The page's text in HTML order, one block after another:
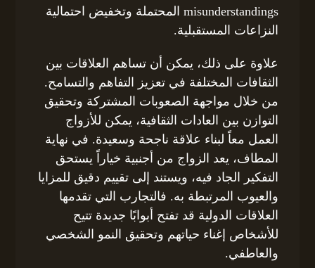
misunderstandings المحتملة وتخفيض احتمالية
النزاعات المستقبلية.
علاوة على ذلك، يمكن أن تساهم العلاقات بين
الثقافات المختلفة في تعزيز التفاهم والتسامح.
من خلال مواجهة الصعوبات المشتركة وتحقيق
التوازن بين العادات الثقافية، يمكن للأزواج
العمل معاً لبناء علاقة ناجحة وسعيدة. في نهاية
المطاف، يعد الزواج من أجنبية خياراً يستحق
التفكير الجاد فيه، ويستند إلى تقييم دقيق للمزايا
والعيوب المرتبطة به. فالتجارب التي تقدمها
العلاقات الدولية قد تفتح أبوابًا جديدة تتيح
للأشخاص إغناء حياتهم وتحقيق النمو الشخصي
والعاطفي.